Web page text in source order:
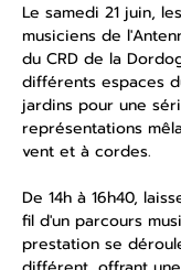
Le samedi 21 juin,
musiciens de
du CRD de la
différents espaces
jardins pour une
représentations
vent et à cordes.
De 14h à 16h40,
fil d'un parcours
prestation se